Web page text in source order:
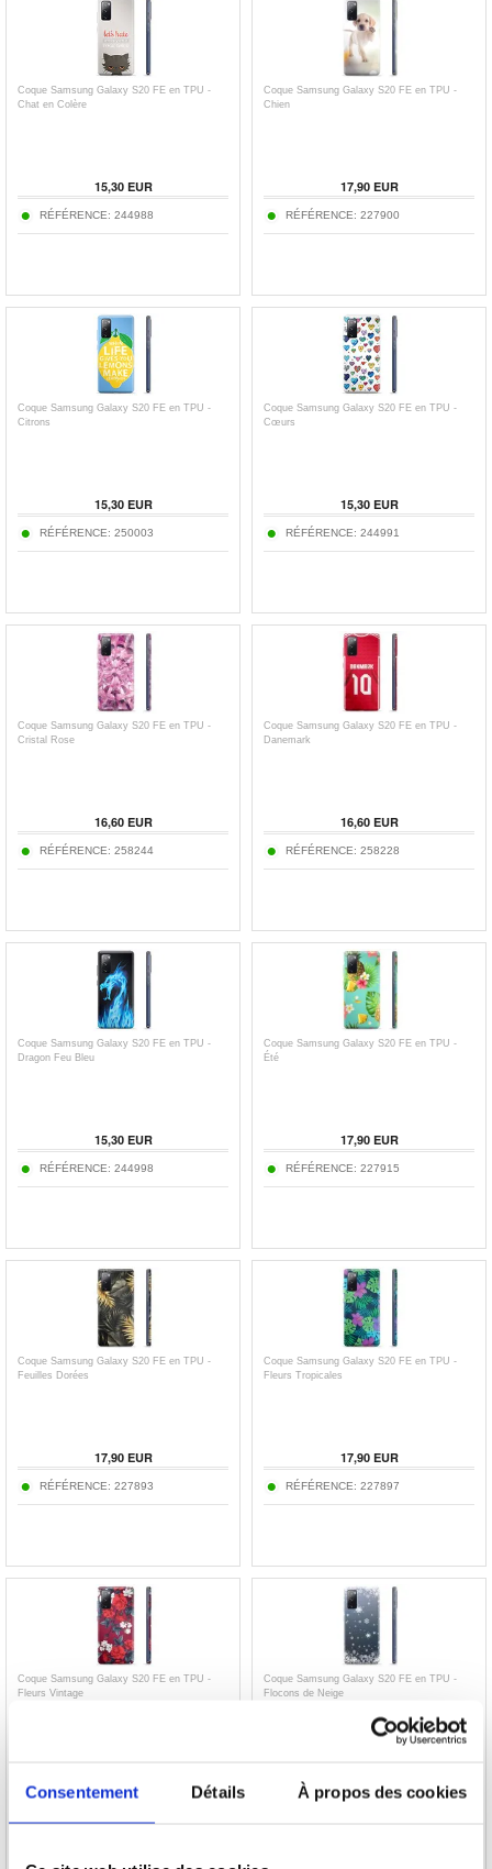
Consentement Détails À propos des cookies
Coque Samsung Galaxy S20 FE en TPU -
Chat en Colère
15,30EUR
RÉFÉRENCE: 244988
Coque Samsung Galaxy S20 FE en TPU -
Chien
17,90EUR
RÉFÉRENCE: 227900
Coque Samsung Galaxy S20 FE en TPU -
Citrons
15,30EUR
RÉFÉRENCE: 250003
Coque Samsung Galaxy S20 FE en TPU -
Cœurs
15,30EUR
RÉFÉRENCE: 244991
Coque Samsung Galaxy S20 FE en TPU -
Cristal Rose
16,60EUR
RÉFÉRENCE: 258244
Coque Samsung Galaxy S20 FE en TPU -
Danemark
16,60EUR
RÉFÉRENCE: 258228
Coque Samsung Galaxy S20 FE en TPU -
Dragon Feu Bleu
15,30EUR
RÉFÉRENCE: 244998
Coque Samsung Galaxy S20 FE en TPU -
Été
17,90EUR
RÉFÉRENCE: 227915
Coque Samsung Galaxy S20 FE en TPU -
Feuilles Dorées
17,90EUR
RÉFÉRENCE: 227893
Coque Samsung Galaxy S20 FE en TPU -
Fleurs Tropicales
17,90EUR
RÉFÉRENCE: 227897
Coque Samsung Galaxy S20 FE en TPU -
Fleurs Vintage
Coque Samsung Galaxy S20 FE en TPU -
Flocons de Neige
RÉFÉRENCE: